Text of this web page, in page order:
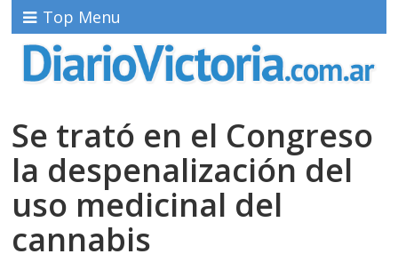
Top Menu
Se trató en el Congreso
la despenalización del
uso medicinal del
cannabis